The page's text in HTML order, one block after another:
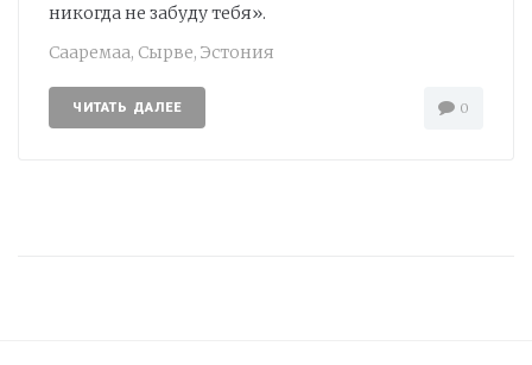
никогда не забуду тебя».
Сааремаа, Сырве, Эстония
ЧИТАТЬ ДАЛЕЕ 0